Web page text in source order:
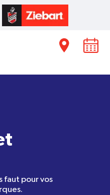
faut pour vos